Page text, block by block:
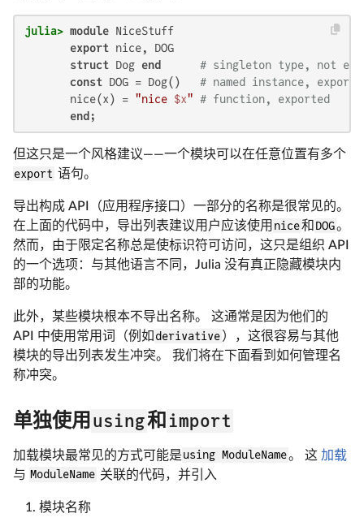
julia> module NiceStuff
export nice, DOG
struct Dog end
# singleton type, not
const DOG = Dog() # named instance,
       nice(x) =
"nice $x" # function, exported
end
但这只是一个风格建议——一个模块可以在任意位置有多个
export 语句。
导出构成 API（应用程序接口）一部分的名称是很常见的。
在上面的代码中，导出列表建议用户应该使用 nice和 DOG。
然而，由于限定名称总是使标识符可访问，这只是组织 API
的一个选项：与其他语言不同，Julia 没有真正隐藏模块内
部的功能。
此外，某些模块根本不导出名称。 这通常是因为他们的
API 中使用常用词（例如 derivative ），这很容易与其他
模块的导出列表发生冲突。 我们将在下面看到如何管理名
称冲突。
单独使用 using和 import
加载模块最常见的方式可能是using ModuleName。 这 加载
与 ModuleName 关联的代码，并引入
模块名称